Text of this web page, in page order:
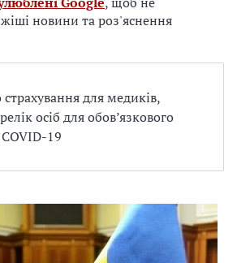
новини та роз'яснення
для медиків,
осіб для обов’язкового
19